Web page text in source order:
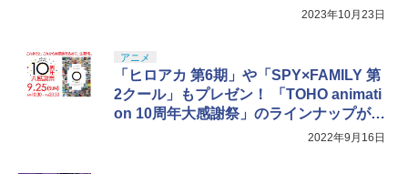
2023年10月23日
アニメ
「ヒロアカ 第6期」や「SPY×FAMILY 第
2クール」もプレゼン！ 「TOHO animati
on 10周年大感謝祭」のラインナップが公
2022年9月16日